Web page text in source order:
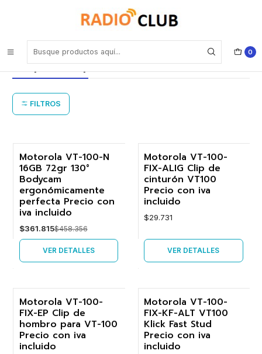
0
Motorola Solutions Cámaras Corporales para Policía e Industrias
Motorola Solutions Cámaras
Corporales para Policía e Industrias
FILTROS
-21%
Agotado
Motorola VT-100-N
16GB 72gr 130°
Bodycam
ergonómicamente
perfecta Precio con
iva incluido
$361.815$458.356
VER DETALLES
Agotado
Motorola VT-100-
FIX-ALIG Clip de
cinturón VT100
Precio con iva
incluido
$29.731
VER DETALLES
Agotado
Motorola VT-100-
FIX-EP Clip de
hombro para VT-100
Precio con iva
incluido
Agotado
Motorola VT-100-
FIX-KF-ALT VT100
Klick Fast Stud
Precio con iva
incluido